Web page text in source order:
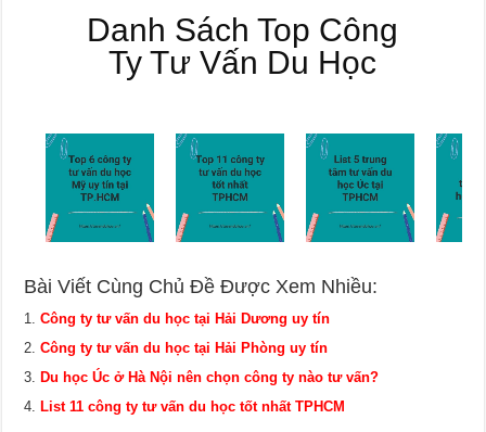
Danh Sách Top Công
Ty Tư Vấn Du Học
Bài Viết Cùng Chủ Đề Được Xem Nhiều:
Công ty tư vấn du học tại Hải Dương uy tín
Công ty tư vấn du học tại Hải Phòng uy tín
Du học Úc ở Hà Nội nên chọn công ty nào tư vấn?
List 11 công ty tư vấn du học tốt nhất TPHCM